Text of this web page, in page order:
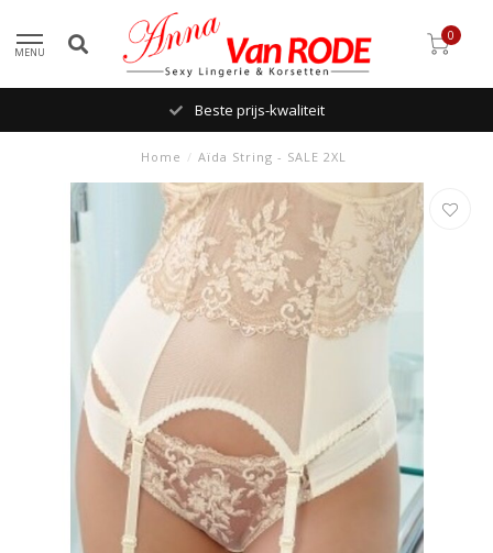
MENU
0
Beste prijs-kwaliteit
Home / Aïda String - SALE 2XL